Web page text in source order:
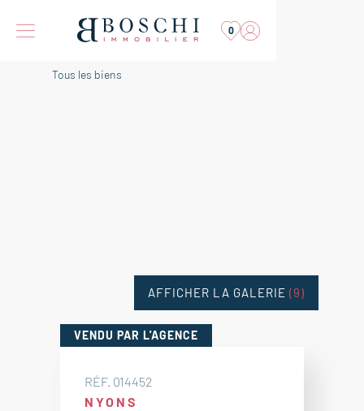
0
Tous les biens
VENDU PAR L'AGENCE
RÉF. 014452
NYONS
AFFICHER LA GALERIE (9)